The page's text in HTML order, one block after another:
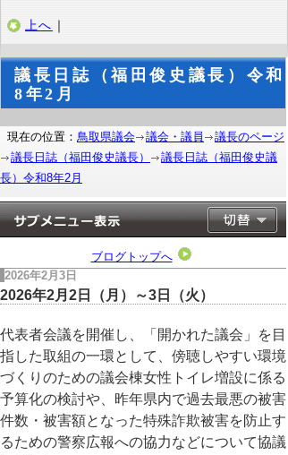
上へ ｜
議長日誌（福田俊史議長）令和
8年2月
現在の位置： 鳥取県議会 議会・議員
議長のページ
議長日誌（福田俊史議長）
議長日誌（福田俊史議
長）令和8年2月
ブログトップへ
2026年2月3日
2026年2月2日（月）～3日（火）
代表者会議を開催し、「開かれた議会」を目
指した取組の一環として、傍聴しやすい環境
づくりのための議会棟女性トイレ増設に係る
予算化の検討や、昨年県内で過去最悪の被害
件数・被害額となった特殊詐欺被害を防止す
るための警察広報への協力などについて協議